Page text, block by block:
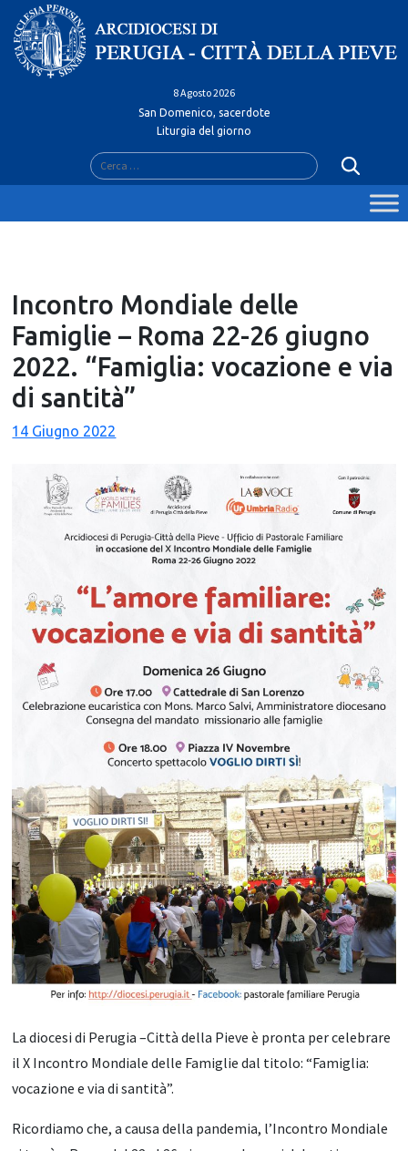
Skip
content
8 Agosto 2026
San Domenico, sacerdote
Liturgia del giorno
Ricerca
per:
Incontro Mondiale delle
Famiglie – Roma 22-26 giugno
2022. “Famiglia: vocazione e via
di santità”
14 Giugno 2022
La diocesi di Perugia –Città della Pieve è pronta per celebrare
il X Incontro Mondiale delle Famiglie dal titolo: “Famiglia:
vocazione e via di santità”.
Ricordiamo che, a causa della pandemia, l’Incontro Mondiale